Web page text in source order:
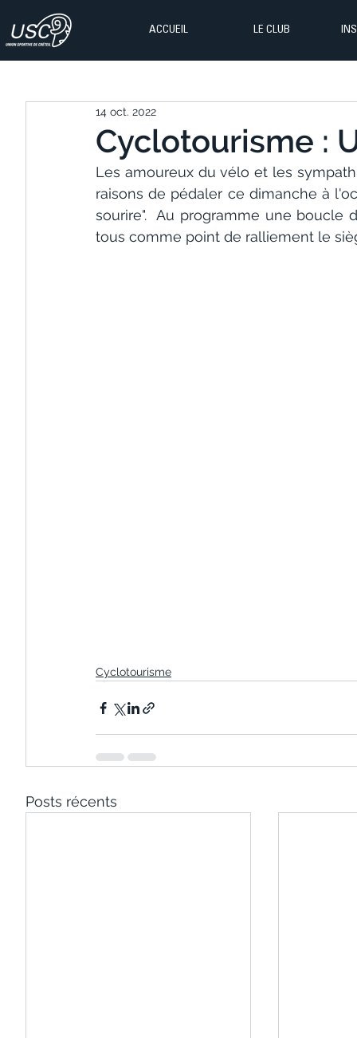
ACCUEIL LE CLUB
Cyclotourisme :
14 oct. 2022
Les amoureux du vélo et les
raisons de pédaler ce dimanche à
sourire".  Au programme une
tous comme point de ralliement le
Cyclotourisme
Posts récents